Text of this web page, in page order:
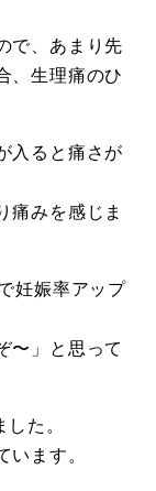
で、あまり先
、生理痛のひ
入ると痛さが
痛みを感じま
妊娠率アップ
〜」と思って
た。
ます。